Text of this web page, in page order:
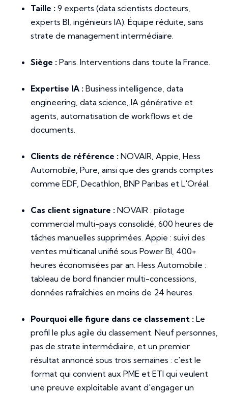
Taille : 9 experts (data scientists docteurs,
experts BI, ingénieurs IA). Équipe réduite, sans
strate de management intermédiaire.
Siège : Paris. Interventions dans toute la France.
Expertise IA : Business intelligence, data
engineering, data science, IA générative et
agents, automatisation de workflows et de
documents.
Clients de référence : NOVAIR, Appie, Hess
Automobile, Pure, ainsi que des grands comptes
comme EDF, Decathlon, BNP Paribas et L'Oréal.
Cas client signature : NOVAIR : pilotage
commercial multi-pays consolidé, 600 heures de
tâches manuelles supprimées. Appie : suivi des
ventes multicanal unifié sous Power BI, 400+
heures économisées par an. Hess Automobile :
tableau de bord financier multi-concessions,
données rafraîchies en moins de 24 heures.
Pourquoi elle figure dans ce classement : Le
profil le plus agile du classement. Neuf personnes,
pas de strate intermédiaire, et un premier
résultat annoncé sous trois semaines : c'est le
format qui convient aux PME et ETI qui veulent
une preuve exploitable avant d'engager un